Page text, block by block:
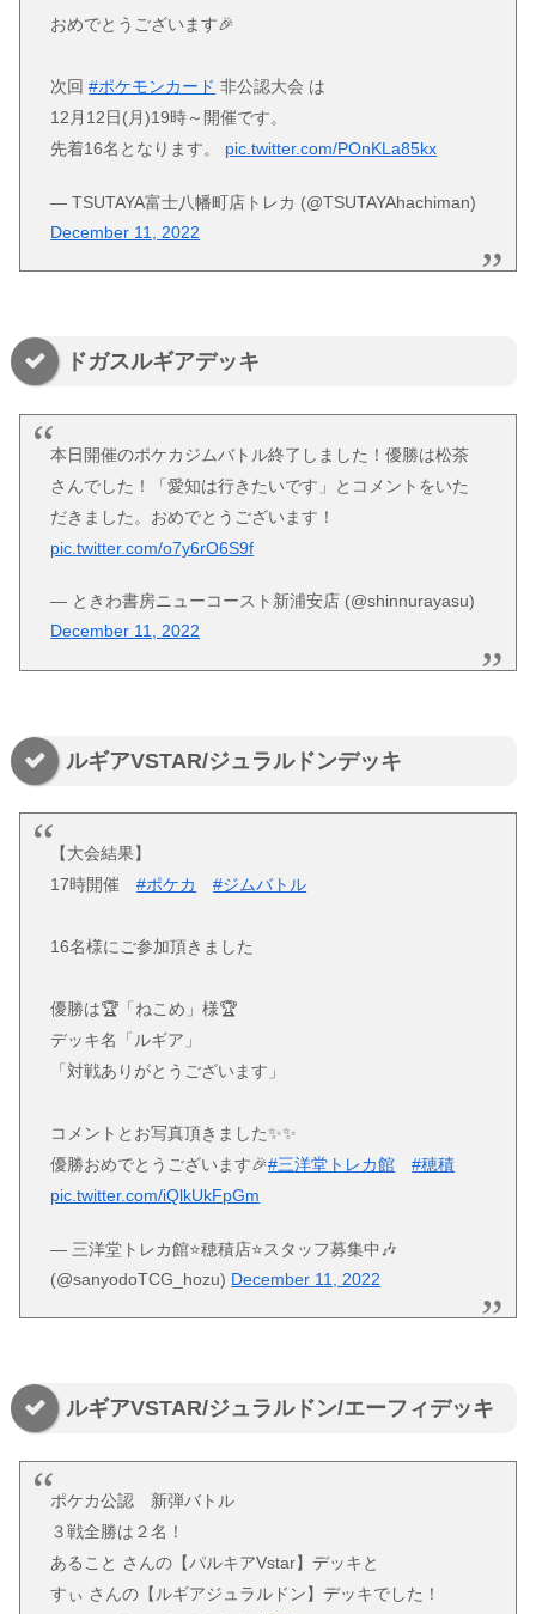
おめでとうございます🎉
次回#ポケモンカード 非公認大会 は
12月12日(月)19時～開催です。
先着16名となります。 pic.twitter.com/POnKLa85kx
— TSUTAYA富士八幡町店トレカ (@TSUTAYAhachiman)
December 11, 2022
ドガスルギアデッキ
本日開催のポケカジムバトル終了しました！優勝は松茶
さんでした！「愛知は行きたいです」とコメントをいた
だきました。おめでとうございます！
pic.twitter.com/o7y6rO6S9f
— ときわ書房ニューコースト新浦安店 (@shinnurayasu)
December 11, 2022
ルギアVSTAR/ジュラルドンデッキ
【大会結果】
17時開催#ポケカ #ジムバトル
16名様にご参加頂きました
優勝は🏆「ねこめ」様🏆
デッキ名「ルギア」
「対戦ありがとうございます」
コメントとお写真頂きました✨✨
優勝おめでとうございます🎉#三洋堂トレカ館
#穂積
pic.twitter.com/iQlkUkFpGm
— 三洋堂トレカ館⭐️穂積店⭐️スタッフ募集中🎶
(@sanyodoTCG_hozu) December 11, 2022
ルギアVSTAR/ジュラルドン/エーフィデッキ
ポケカ公認 新弾バトル
３戦全勝は２名！
あること さんの【パルキアVstar】デッキと
すぃ さんの【ルギアジュラルドン】デッキでした！